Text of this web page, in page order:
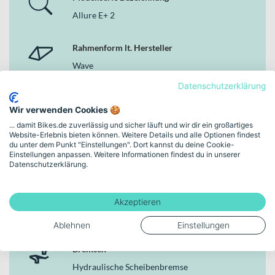
ist. Über das GIANT RideDash Evo Display behältst du alle
wichtigen Informationen im Blick und steuerst die
Antriebssystem, das auf den täglichen Einsatz in der Stadt
abgestimmt ist.
Unterstützung im Stadtverkehr
EnergyPak Smart Compact Akku mit 500 Wh für den
täglichen Einsatz
7-Gang-Nabenschaltung mit E-Bike-optimierter KMX Z1e
HZ Kette
mehr Komfort
Hydraulische Scheibenbremsen Tektro M276 vorne und
28 Zoll Laufräder mit Maxxis Metro Pass Reflex Reifen (49-
Straßenzulassung mit GIANT Recon HL50 Frontlicht und
AXA BlueLine Steady E6 Rücklicht
Allure E+ 2
Rahmenform lt. Hersteller
Wave
desert sage
Rahmenhöhe
XS | (28")
Schaltungstyp
Bremsen
Hydraulische Scheibenbremse
Datenschutzerklärung
Wir verwenden Cookies 🍪
... damit Bikes.de zuverlässig und sicher läuft und wir dir ein großartiges
Website-Erlebnis bieten können. Weitere Details und alle Optionen findest
du unter dem Punkt "Einstellungen". Dort kannst du deine Cookie-
Einstellungen anpassen. Weitere Informationen findest du in unserer
Datenschutzerklärung.
Akzeptieren
Ablehnen Einstellungen